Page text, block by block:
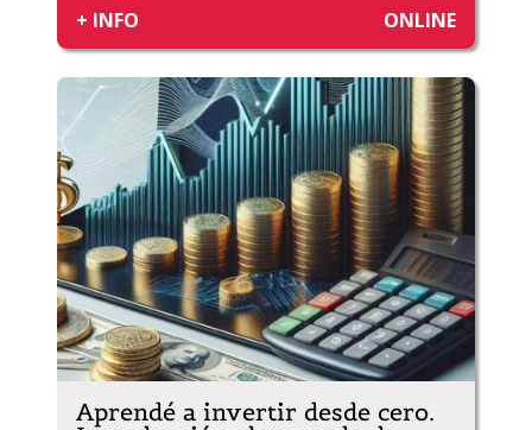
+ INFO ONLINE
Aprendé a invertir desde cero.